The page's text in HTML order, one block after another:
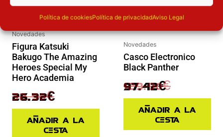
Política de cookiesPolítica de privacidadAviso Legal
Novedades
Figura Katsuki
Bakugo The Amazing
Heroes Special My
Hero Academia
32.90€
26.32€
Añadir a la
cesta
Novedades
Casco Electronico
Black Panther
129.90€
97.42€
Añadir a la
cesta